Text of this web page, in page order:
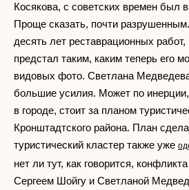
Косякова, с советских времен был
Проще сказать, почти
десять лет реставрационных работ,
предстал таким, каким теперь его
видовых фото. Светлана
большие усилия. Может по инерции,
в городе, стоит за планом
Кронштадтского района. План
туристический кластер также уже
нет ли тут, как говорится,
Сергеем Шойгу и Светланой